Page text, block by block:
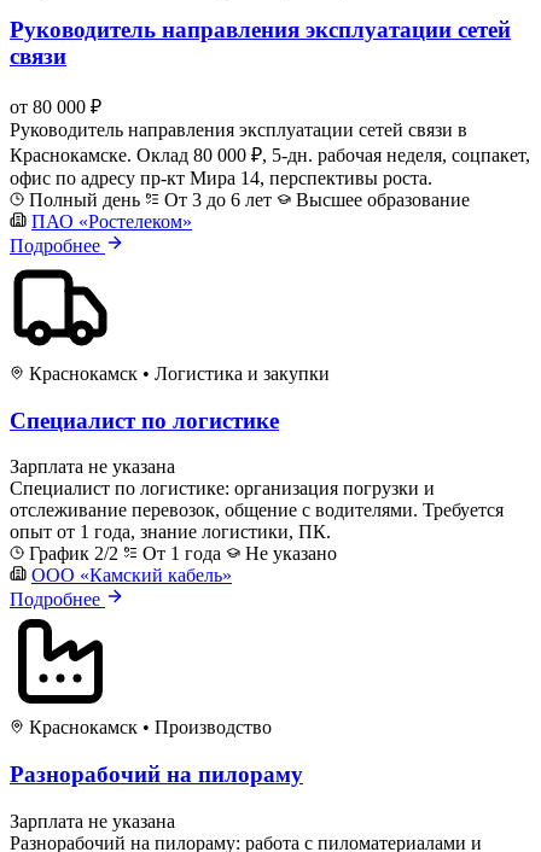
Руководитель направления эксплуатации сетей
связи
от 80 000 ₽
Руководитель направления эксплуатации сетей связи в
Краснокамске. Оклад 80 000 ₽, 5-дн. рабочая неделя, соцпакет,
офис по адресу пр-кт Мира 14, перспективы роста.
Полный день
От 3 до 6 лет
Высшее образование
ПАО «Ростелеком»
Подробнее
Краснокамск • Логистика и закупки
Специалист по логистике
Зарплата не указана
Специалист по логистике: организация погрузки и
отслеживание перевозок, общение с водителями. Требуется
опыт от 1 года, знание логистики, ПК.
График 2/2
От 1 года
Не указано
ООО «Камский кабель»
Подробнее
Краснокамск • Производство
Разнорабочий на пилораму
Зарплата не указана
Разнорабочий на пилораму: работа с пиломатериалами и